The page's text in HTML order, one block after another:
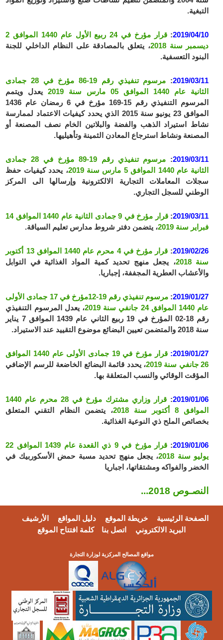
التبغية.
2019/04/10
:
قرار مؤرخ في 24 ربيع الأول عام 1440 الموافق 2
ديسمبر سنة 2018
، يتعلق بالمصادقة على النظام الداخلي للجنة
البنود التعسفية.
2019/03/11
:
مرسوم تنفيذي رقم 19-86 مؤرخ في 28 جمادى
الثانية عام 1440 الموافق 05 مارس سنة 2019
يعدل ويتمم
المرسوم التنفيذي رقم 15-169 مؤرخ في 6 رمضان عام 1436
الموافق 23 يونيو سنة 2015 الذي يحدد كيفيات الاعتماد لممارسة
نشاط استيراد الذهب والفضة والبلاتين الخام نصف المصنعة أو
المصنعة ونشاط استرجاع المعادن الثمينة وتأهيليها.
2019/03/11
:
مرسوم تنفيذي رقم 19-89 مؤرخ في 28 جمادى
الثانية عام 1440 الموافق 5 مارس سنة 2019
، يحدد كيفيات حفظ
سجلات المعاملات التجارية الالكترونية وإرسالها الى المركز
الوطني للسجل التجاري.
2019/03/11
:
قرار مؤرخ في 9 جمادى الثانية عام 1440 الموافق 14
فبراير سنة 2019
، يتضمن دفتر شروط مدارس تعليم السياقة.
2019/02/26
:
قرار مؤرخ في 4 محرم عام 1440 الموافق 13 أكتوبر
سنة 2018
، يجعل منهج تحديد كمية المواد الغذائية في التوابل
والأعشاب العطرية المجففة، إجباريا.
2019/01/27
:
مرسوم تنفيذي رقم 19-12مؤرخ في 17 جمادى الأولى
عام 1440 الموافق 24 جانفي سنة 2019
، يعدل المرسوم التنفيذي
رقم 18-02 المؤرخ في 19 ربيع الثاني عام 1439 الموافق 7 يناير
سنة 2018 والمتضمن تعيين البضائع موضوع التقييد عند الاستيراد.
2019/01/27:
قرار مؤرخ في 19 جمادى الأولى عام 1440 الموافق
26 جانفي سنة 2019
، يحدد قائمة البضائع الخاضعة للرسم الإضافي
المؤقت الوقائي والنسب المتعلقة بها.
2019/01/06
:
قرار وزاري مشترك مؤرخ في 28 محرم عام 1440
الموافق 8 أكتوبر سنة 2018
، يتضمن النظام التقني المتعلق
بخصائص الملح ذي النوعية الغذائية.
2019/01/06
:
قرار مؤرخ في 9 ذي القعدة عام 1439 الموافق 22
يوليو سنة 2018
، يجعل منهج تحديد مسبة حمض الأسكوربيك في
الخضر والفواكه ومشتقاتها، اجباريا
النصـوص 2018...
الصفحة الرئيسية خريطة الموقع دليل المواقع
الأرشيف
البريد الالكتروني
اتصل بنا كلمة افتتاح الموقع
مواقع المصالح المركزية لوزارة التجارة